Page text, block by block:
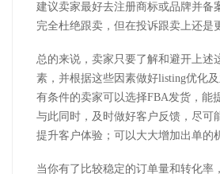
建议卖家最好去注册商标或品牌并备
完全杜绝跟卖，但在投诉跟卖上还是
总的来说，卖家只要了解和避开上述
素，并根据这些因素做好listing优化及
有条件的卖家可以选择FBA发货，能
与此同时，及时做好客户反馈，尽可
提升客户体验；可以大大增加出单的
当你有了比较稳定的订单量和转化率